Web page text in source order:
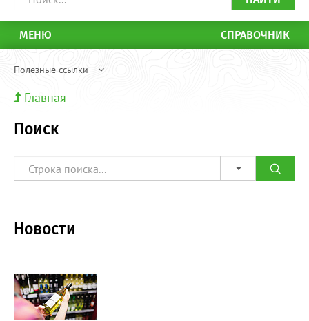
МЕНЮ СПРАВОЧНИК
Полезные ссылки
Главная
Поиск
Новости